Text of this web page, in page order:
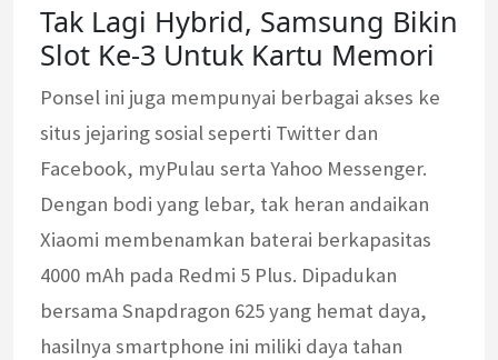
Tak Lagi Hybrid, Samsung Bikin
Slot Ke-3 Untuk Kartu Memori
Ponsel ini juga mempunyai berbagai akses ke
situs jejaring sosial seperti Twitter dan
Facebook, myPulau serta Yahoo Messenger.
Dengan bodi yang lebar, tak heran andaikan
Xiaomi membenamkan baterai berkapasitas
4000 mAh pada Redmi 5 Plus. Dipadukan
bersama Snapdragon 625 yang hemat daya,
hasilnya smartphone ini miliki daya tahan